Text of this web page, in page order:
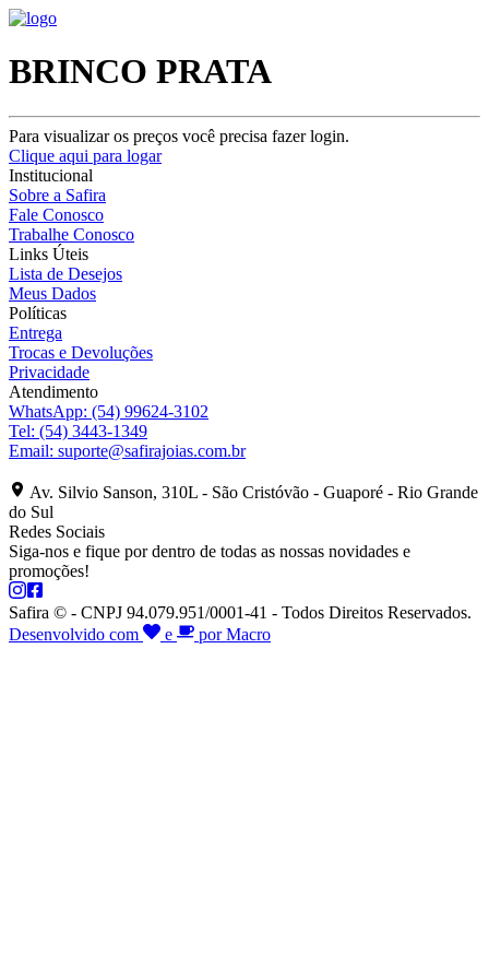
BRINCO PRATA
Para visualizar os preços você precisa fazer login.
Clique aqui para logar
Institucional
Sobre a Safira
Fale Conosco
Trabalhe Conosco
Links Úteis
Lista de Desejos
Meus Dados
Políticas
Entrega
Trocas e Devoluções
Privacidade
Atendimento
WhatsApp: (54) 99624-3102
Tel: (54) 3443-1349
Email: suporte@safirajoias.com.br
Av. Silvio Sanson, 310L - São Cristóvão - Guaporé - Rio Grande
do Sul
Redes Sociais
Siga-nos e fique por dentro de todas as nossas novidades e
promoções!
Safira © - CNPJ 94.079.951/0001-41 - Todos Direitos Reservados.
Desenvolvido com
e por Macro